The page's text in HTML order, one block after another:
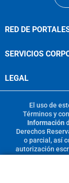
RED DE
SERVICIOS
LEGAL
El uso de
Términos y
Información
Derechos
o parcial, así
autorización